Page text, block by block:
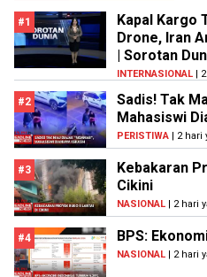
#1
Kapal Kargo
Drone, Iran
| Sorotan
INTERNASIONAL |
#2
Sadis! Tak
Mahasiswi
PERISTIWA | 2 hari
#3
Kebakaran
Cikini
NASIONAL | 2 hari
#4 BPS:
NASIONAL | 2 hari